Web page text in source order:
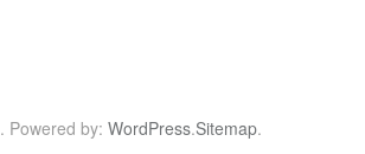
. Powered by: WordPress.Sitemap.